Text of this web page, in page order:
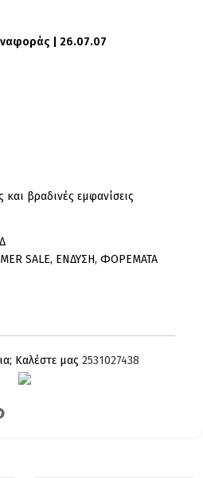
| 26.07.07
και βραδινές εμφανίσεις
SALE, ΕΝΔΥΣΗ, ΦΟΡΕΜΑΤΑ
Καλέστε μας 2531027438